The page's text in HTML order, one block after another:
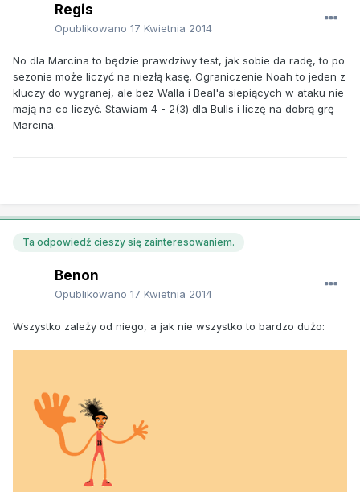
Regis
Opublikowano 17 Kwietnia 2014
No dla Marcina to będzie prawdziwy test, jak sobie da radę, to po
sezonie może liczyć na niezłą kasę. Ograniczenie Noah to jeden z
kluczy do wygranej, ale bez Walla i Beal'a siepiących w ataku nie
mają na co liczyć. Stawiam 4 - 2(3) dla Bulls i liczę na dobrą grę
Marcina.
Ta odpowiedź cieszy się zainteresowaniem.
Benon
Opublikowano 17 Kwietnia 2014
Wszystko zależy od niego, a jak nie wszystko to bardzo dużo: